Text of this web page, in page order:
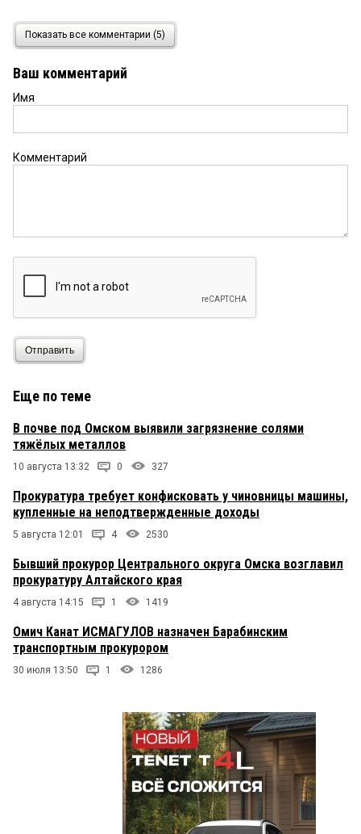
26 августа 2015 в 07:12:
Подозрительный сыр на прилавках наших
Хозть 25 августа 2015 в 22:34:
не съев американской баранины; без литовского
сыра не может работать конструктор марсохода,
Показать все комментарии (5)
Ваш комментарий
Имя
Комментарий
Отправить
Еще по теме
В почве под Омском выявили загрязнение солями
тяжёлых металлов
10 августа 13:32 0 327
Прокуратура требует конфисковать у чиновницы машины,
купленные на неподтвержденные доходы
5 августа 12:01 4 2530
Бывший прокурор Центрального округа Омска возглавил
прокуратуру Алтайского края
4 августа 14:15 1 1419
Омич Канат ИСМАГУЛОВ назначен Барабинским
транспортным прокурором
30 июля 13:50 1 1286